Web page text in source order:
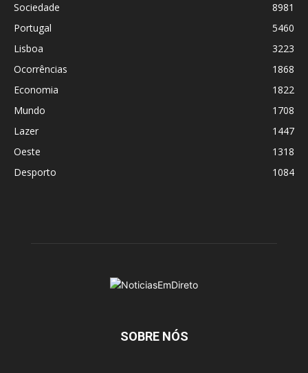
Sociedade
8981
Portugal
5460
Lisboa
3223
Ocorrências
1868
Economia
1822
Mundo
1708
Lazer
1447
Oeste
1318
Desporto
1084
SOBRE NÓS